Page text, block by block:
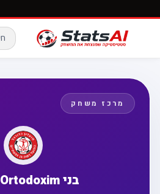
מרכז משחק
בני Jaffa Ortodoxim